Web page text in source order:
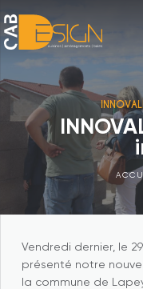
Vendredi dernier, le
présenté notre
la commune de